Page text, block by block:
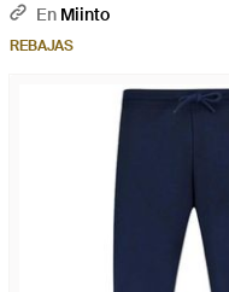
En Miinto
REBAJAS